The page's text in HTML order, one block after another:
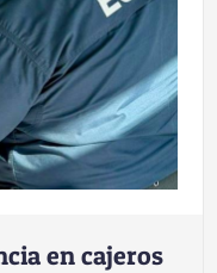
en cajeros